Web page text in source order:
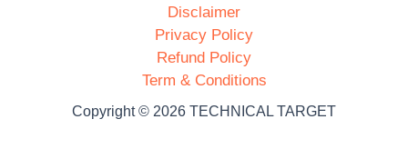
Disclaimer
Privacy Policy
Refund Policy
Term & Conditions
Copyright © 2026 TECHNICAL TARGET